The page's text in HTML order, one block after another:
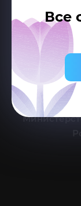
Все
Сведения
г.